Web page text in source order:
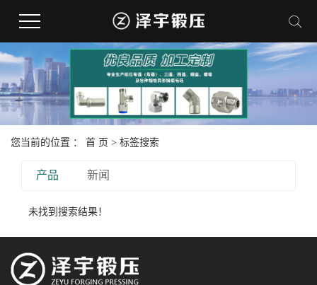
您当前的位置 ： 首 页 > 标签搜索
产品 新闻
未找到搜索结果！